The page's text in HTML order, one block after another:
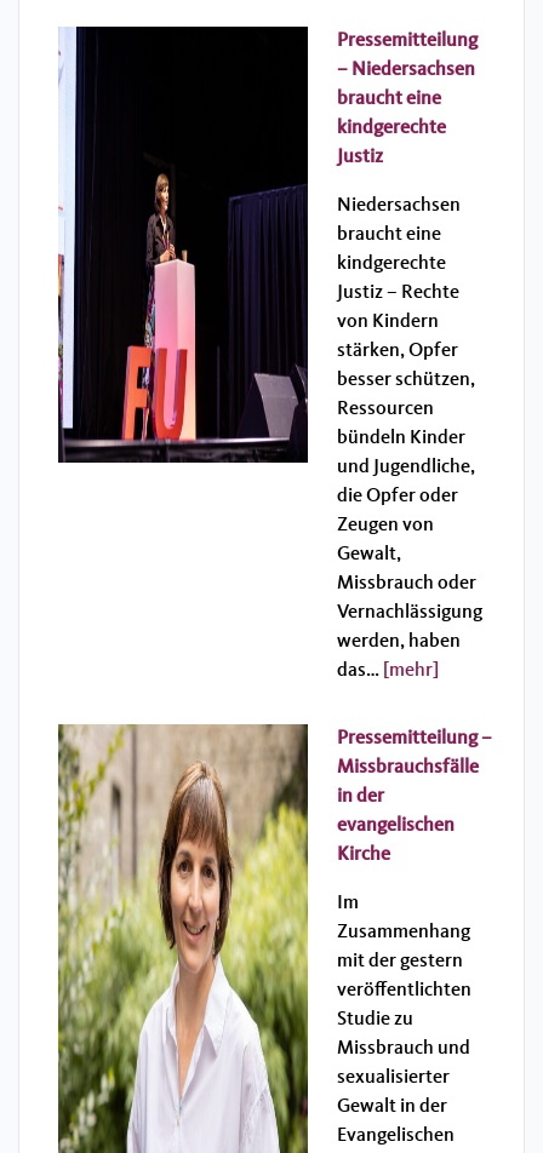
Pressemitteilung
– Niedersachsen
braucht eine
kindgerechte
Justiz
Niedersachsen
braucht eine
kindgerechte
Justiz – Rechte
von Kindern
stärken, Opfer
besser schützen,
Ressourcen
bündeln Kinder
und Jugendliche,
die Opfer oder
Zeugen von
Gewalt,
Missbrauch oder
Vernachlässigung
werden, haben
das… [mehr]
Pressemitteilung –
Missbrauchsfälle
in der
evangelischen
Kirche
Im
Zusammenhang
mit der gestern
veröffentlichten
Studie zu
Missbrauch und
sexualisierter
Gewalt in der
Evangelischen